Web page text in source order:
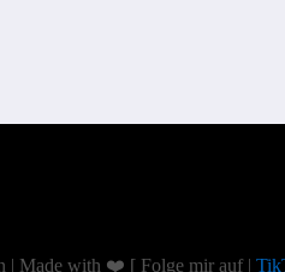
| Made with ❤️ [ Folge mir auf |